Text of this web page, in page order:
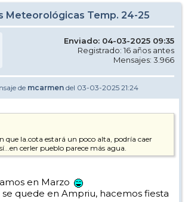
Meteorológicas Temp. 24-25
Enviado: 04-03-2025 09:35
Registrado: 16 años antes
Mensajes: 3.966
de mcarmen del 03-03-2025 21:24
que la.cota estará un poco alta, podría caer
cerler pueblo parece más agua.
en Marzo
quede en Ampriu, hacemos fiesta